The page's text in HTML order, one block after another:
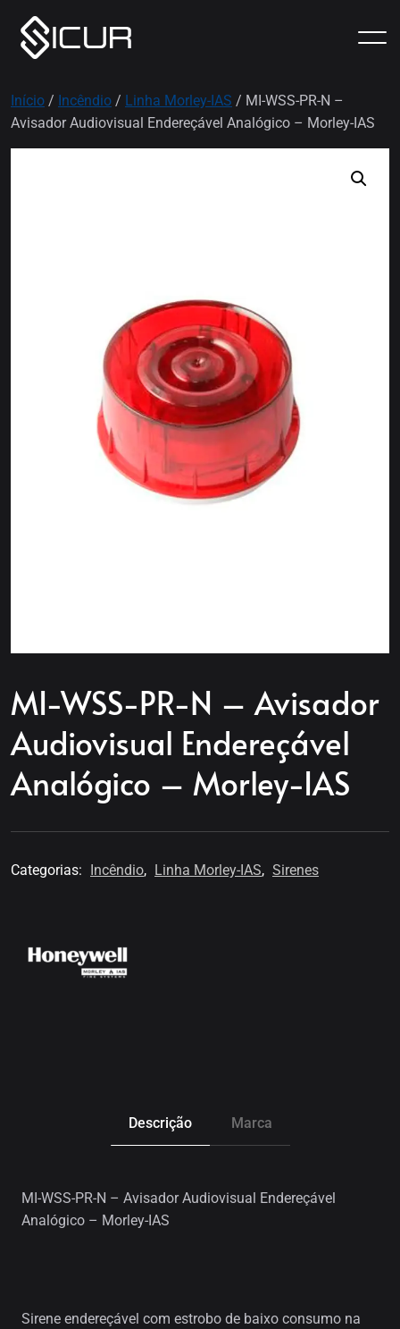
Início / Incêndio / Linha Morley-IAS / MI-WSS-PR-N –
Avisador Audiovisual Endereçável Analógico – Morley-IAS
MI-WSS-PR-N – Avisador
Audiovisual Endereçável
Analógico – Morley-IAS
Categorias: Incêndio, Linha Morley-IAS, Sirenes
Descrição Marca
MI-WSS-PR-N – Avisador Audiovisual Endereçável
Analógico – Morley-IAS
Sirene endereçável com estrobo de baixo consumo na